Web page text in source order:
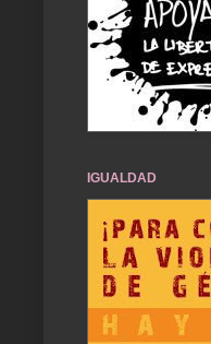
IGUALDAD